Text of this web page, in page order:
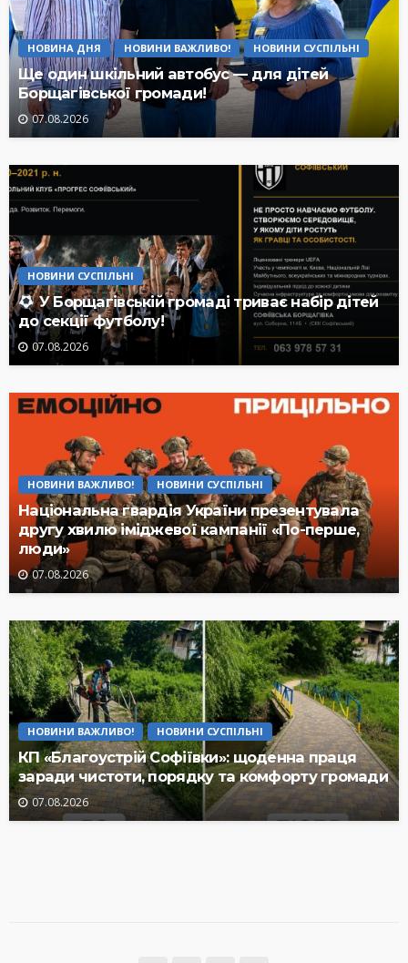
НОВИНА ДНЯ НОВИНИ ВАЖЛИВО! НОВИНИ СУСПІЛЬНІ
Ще один шкільний автобус — для дітей
Борщагівської громади!
07.08.2026
НОВИНИ СУСПІЛЬНІ
У Борщагівській громаді триває набір дітей
до секції футболу!
07.08.2026
НОВИНИ ВАЖЛИВО! НОВИНИ СУСПІЛЬНІ
Національна гвардія України презентувала
другу хвилю іміджевої кампанії «По-перше,
люди»
07.08.2026
НОВИНИ ВАЖЛИВО! НОВИНИ СУСПІЛЬНІ
КП «Благоустрій Софіївки»: щоденна праця
заради чистоти, порядку та комфорту громади
07.08.2026